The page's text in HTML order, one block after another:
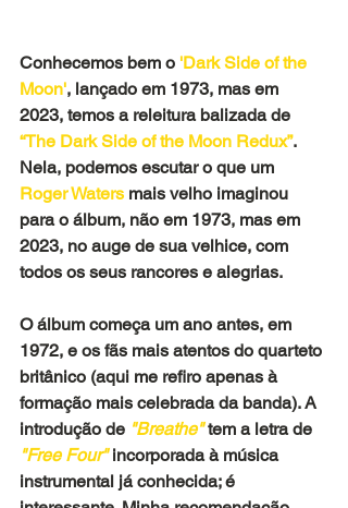
Conhecemos bem o 'Dark Side of the
Moon', lançado em 1973, mas em
2023, temos a releitura balizada de
“The Dark Side of the Moon Redux”.
Nela, podemos escutar o que um
Roger Waters mais velho imaginou
para o álbum, não em 1973, mas em
2023, no auge de sua velhice, com
todos os seus rancores e alegrias.
O álbum começa um ano antes, em
1972, e os fãs mais atentos do quarteto
britânico (aqui me refiro apenas à
formação mais celebrada da banda). A
introdução de "Breathe" tem a letra de
"Free Four" incorporada à música
instrumental já conhecida; é